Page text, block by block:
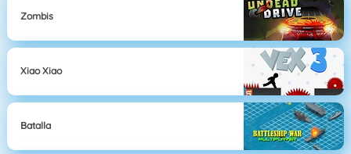
Zombis
Xiao Xiao
Batalla